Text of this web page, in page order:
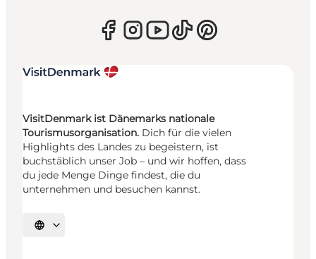
VisitDenmark ist Dänemarks nationale
Tourismusorganisation. Dich für die vielen
Highlights des Landes zu begeistern, ist
buchstäblich unser Job – und wir hoffen, dass
du jede Menge Dinge findest, die du
unternehmen und besuchen kannst.
Sprache auswählen